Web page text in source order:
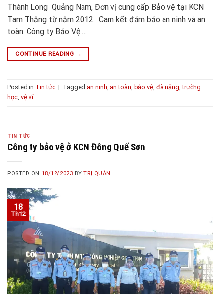
Thành Long Quảng Nam, Đơn vị cung cấp Bảo vệ tại KCN
Tam Thăng từ năm 2012. Cam kết đảm bảo an ninh và an
toàn. Công ty Bảo Vệ …
CONTINUE READING →
Posted in Tin tức | Tagged an ninh, an toàn, bảo vệ, đà nẵng,trường
học, vệ sĩ
TIN TỨC
Công ty bảo vệ ở KCN Đông Quế Sơn
POSTED ON 18/12/2023 BYTRỊ QUẢN
18
Th12